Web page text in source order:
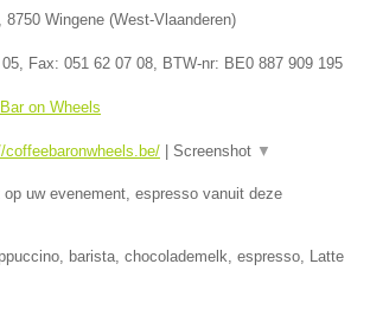
, 8750 Wingene (West-Vlaanderen)
, Fax: 051 62 07 08, BTW-nr: BE0 887 909 195
on Wheels
coffeebaronwheels.be/ Screenshot ▼
op uw evenement, espresso vanuit deze
barista, chocolademelk, espresso, Latte